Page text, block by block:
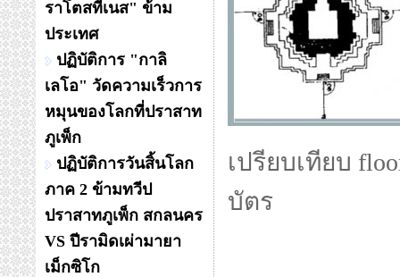
ราโตสทีเนส" ข้าม
ประเทศ
ปฏิบัติการ "กาลิ
เลโอ" วัดความเร็วการ
หมุนของโลกที่ปราสาท
ภูเพ็ก
ปฏิบัติการวันสิ้นโลก
ภาค 2 ข้ามทวีป
ปราสาทภูเพ็ก สกลนคร
VS ปีรามิดเผ่ามายา
เม็กซิโก
เปรียบเทียบ
บัตร